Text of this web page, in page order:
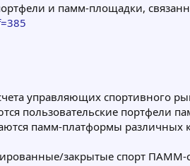
и памм-площадки,
управляющих спортивного
пользовательские портфели
памм-платформы различных
закрытые спорт ПАММ-